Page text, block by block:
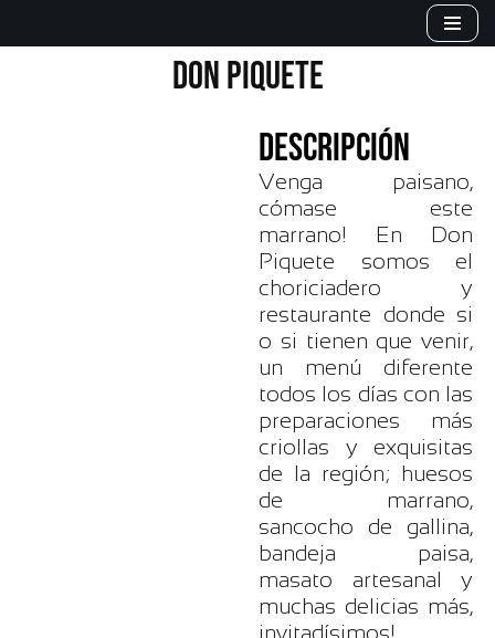
DON PIQUETE
DESCRIPCIÓN
Venga paisano,
cómase este
marrano! En Don
Piquete somos el
choriciadero y
restaurante donde si
o si tienen que venir,
un menú diferente
todos los días con las
preparaciones más
criollas y exquisitas
de la región; huesos
de marrano,
sancocho de gallina,
bandeja paisa,
masato artesanal y
muchas delicias más,
invitadísimos!